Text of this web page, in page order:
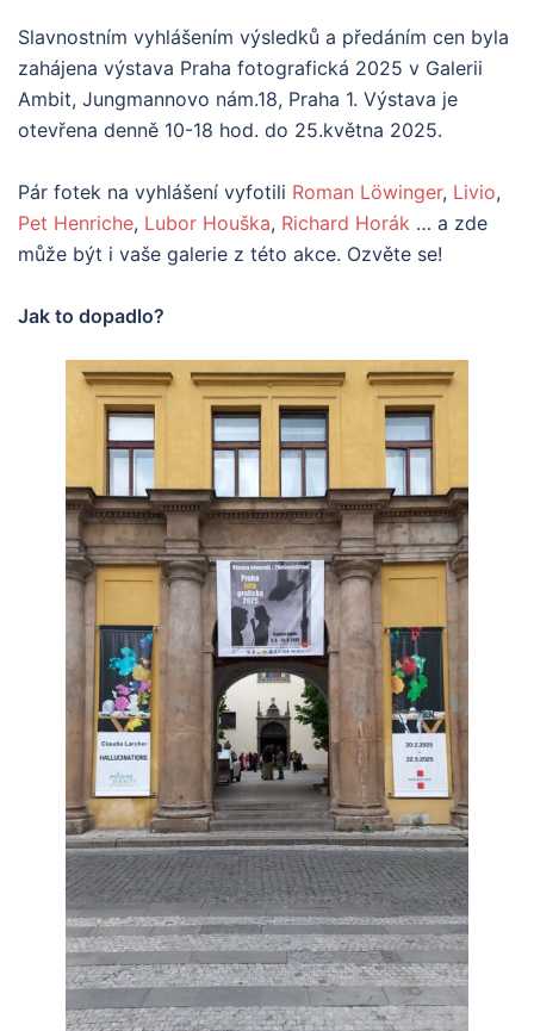
Slavnostním vyhlášením výsledků a předáním cen byla
zahájena výstava Praha fotografická 2025 v Galerii
Ambit, Jungmannovo nám.18, Praha 1. Výstava je
otevřena denně 10-18 hod. do 25.května 2025.
Pár fotek na vyhlášení vyfotili Roman Löwinger, Livio,
Pet Henriche, Lubor Houška, Richard Horák … a zde
může být i vaše galerie z této akce. Ozvěte se!
Jak to dopadlo?